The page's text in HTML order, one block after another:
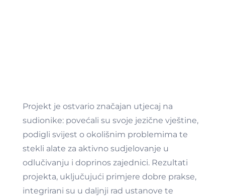
Projekt je ostvario značajan utjecaj na
sudionike: povećali su svoje jezične vještine,
podigli svijest o okolišnim problemima te
stekli alate za aktivno sudjelovanje u
odlučivanju i doprinos zajednici. Rezultati
projekta, uključujući primjere dobre prakse,
integrirani su u daljnji rad ustanove te